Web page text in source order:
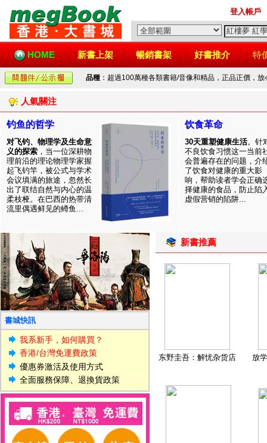
登入帳戶
HOME 新書上架 暢銷書架 好書推介 特
品種 ：超過100萬種各類書籍/音像和精品，正品正價，
人氣關注
钓鱼的哲学
对飞钓、物理学及生命意
义的探索 ，当一位深耕物
理前沿的理论物理学家握
起飞钓竿，被公式与学术
会议填满的旅途，忽然长
出了联结自然与内心的温
柔枝桠。在巴西的热带清
流里偶遇鲜见的鳟鱼...
饮食革命
30天重塑健康生活。针
不良饮食习惯这一当前
会普遍存在的问题，介
了饮食对健康的重大影
响，帮助读者学会正确
择健康的食品，防止陷
虚假营销的陷阱...
書城快訊
我系新手，如何購買？
香港/台灣免運費政策
優惠券激活及使用方式
全面服務保障、退換貨政策
新書推薦
东野圭吾：解忧杂货店 放